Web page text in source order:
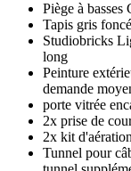
Piège à
Tapis gris foncé
Studiobricks
long
Peinture
demande
porte vitrée
2x prise de
2x kit
Tunnel pour